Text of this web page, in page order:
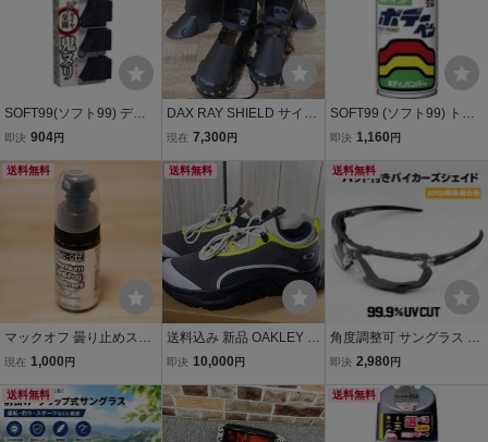
SOFT99(ソフト99) ディ
グロス ピタスポ 自動車 タ
即決 904円
DAX RAY SHIELD サイズ
Ｌ【未使用】レイシール
ード ウェーディング
ウェダー用 プロテクタ
現在 7,300 円
SOFT99 (ソフト99) トヨ
タ レクサス202ブラック
ント ボデーペン 99工房 T-
即決 1,160 円
送料無料
マックオフ 曇り止めスプ
レー Muc-Off Eyewear an
ent 35ml メガネ ゴーグル
レンズ用
現在 1,000 円
送料無料
送料込み 新品 OAKLEY オ
ークリー Light Shield ラ
8.5 FOF100587-243 ハイ
キングシューズ 登山靴 防
水 送料無料
即決 10,000 円
送料無料
角度調整可 サングラス ゴ
ーグル バイク 防風 防塵
ルド 新品 ウィルス 花粉症
めがね UVカット
即決 2,980 円
送料無料 送料無料